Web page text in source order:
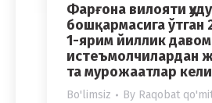
Фарғона вилояти
бошқармасига ўтган
1-ярим йиллик
истеъмолчилардан
та мурожаатлар
Bo'limsiz By Raqobat